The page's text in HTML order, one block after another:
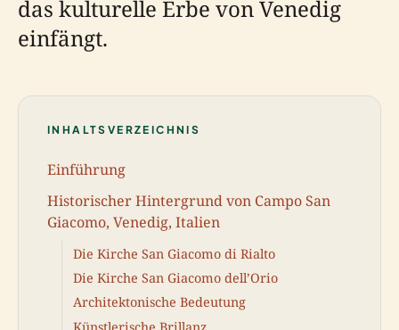
das kulturelle Erbe von Venedig
einfängt.
INHALTSVERZEICHNIS
Einführung
Historischer Hintergrund von Campo San
Giacomo, Venedig, Italien
Die Kirche San Giacomo di Rialto
Die Kirche San Giacomo dell’Orio
Architektonische Bedeutung
Künstlerische Brillanz